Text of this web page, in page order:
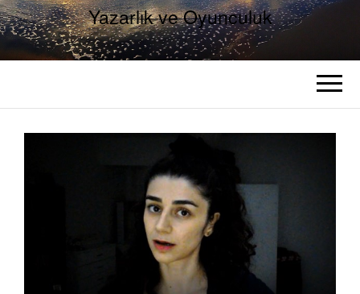
Yazarlık ve Oyunculuk